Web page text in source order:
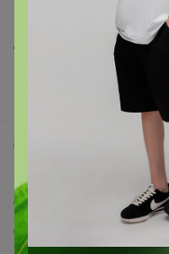
Все предложения
Анонсы
Поддержка альпак
Самое выгодное
Хиты продаж
Самое желанное
Самое быстрое